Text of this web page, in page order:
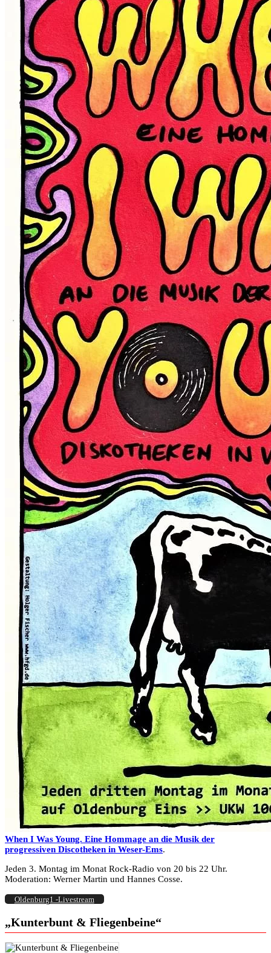
When I Was Young. Eine Hommage an die Musik der
progressiven Discotheken in Weser-Ems.
Jeden 3. Montag im Monat Rock-Radio von 20 bis 22 Uhr.
Moderation: Werner Martin und Hannes Cosse.
Oldenburg1 -Livestream
„Kunterbunt & Fliegenbeine“